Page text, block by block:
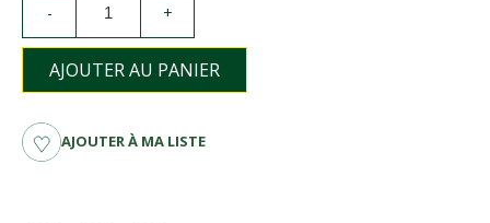
- +
AJOUTER AU PANIER
AJOUTER À MA LISTE